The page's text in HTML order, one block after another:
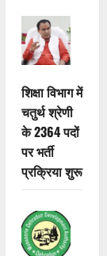
शिक्षा विभाग में
चतुर्थ श्रेणी
के 2364 पदों
पर भर्ती
प्रक्रिया शुरू